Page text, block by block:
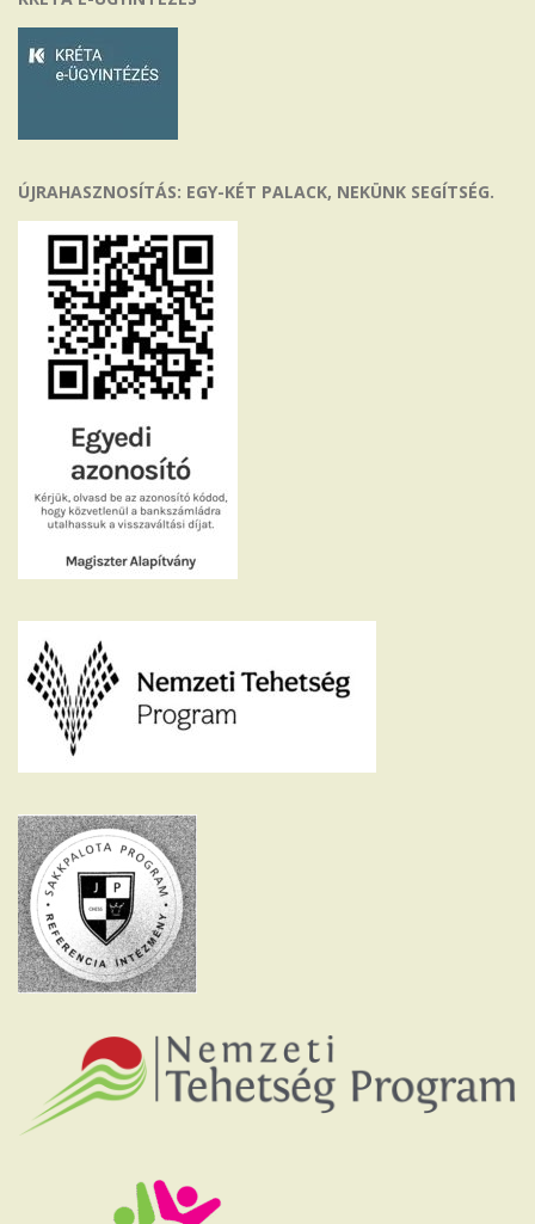
ÚJRAHASZNOSÍTÁS: EGY-KÉT PALACK, NEKÜNK SEGÍTSÉG.